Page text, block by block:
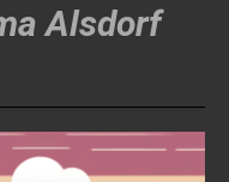
Alsdorf